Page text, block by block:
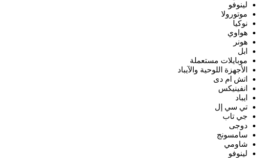
لينوفو
موتورولا
نوكيا
هواوي
هونر
ابل
موبايلات مستعملة
الأجهزة اللوحية والآيباد
اتش ام دى
انفينيكس
ايباد
تي سي إل
جي تاب
دوجى
سامسونج
شاومي
لينوفو